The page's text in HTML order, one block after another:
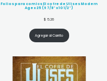
Folios para comics El cofre de Ulises Modern
Age x 25 (6 7/8″ x 10 1/2″)
$ 5.26
Agregar al Carrito